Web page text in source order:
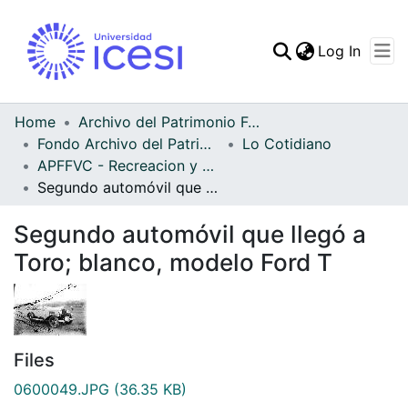
Statistics
Log In
Home
Archivo del Patrimonio Fotográfico y Fílmico del Valle del Cauca
Fondo Archivo del Patrimonio Fotográfico y Fílmico del Valle del Cauca
Lo Cotidiano
APFFVC - Recreacion y Paseo - Patrimonial
Segundo automóvil que llegó a Toro; blanco, modelo Ford T
Segundo automóvil que llegó a
Toro; blanco, modelo Ford T
Files
0600049.JPG (36.35 KB)